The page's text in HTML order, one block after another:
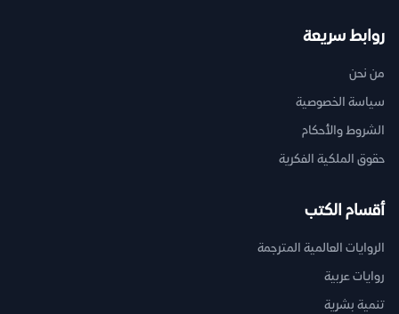
روابط سريعة
من نحن
سياسة الخصوصية
الشروط والأحكام
حقوق الملكية الفكرية
أقسام الكتب
الروايات العالمية المترجمة
روايات عربية
تنمية بشرية